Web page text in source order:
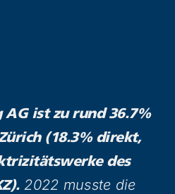
ist zu rund 36.7%
(18.3% direkt,
des
2022 musste die